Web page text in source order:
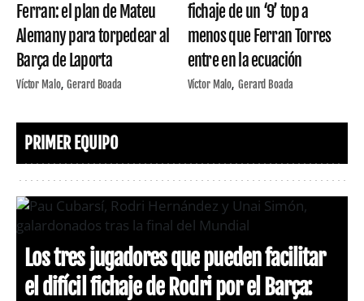
Ferran: el plan de Mateu
Alemany para torpedear al
Barça de Laporta
Víctor Malo Gerard Boada
fichaje de un ‘9’ top a
menos que Ferran Torres
entre en la ecuación
Víctor Malo Gerard Boada
PRIMER EQUIPO
Los tres jugadores que pueden facilitar
el difícil fichaje de Rodri por el Barça: